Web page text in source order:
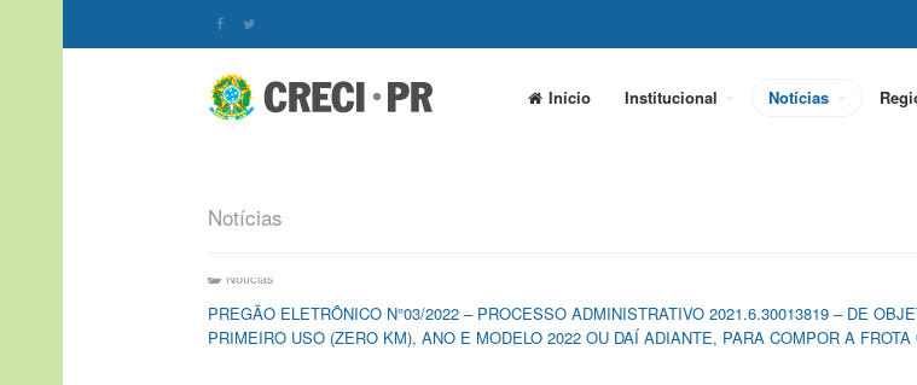
Início Institucional Notícias
Notícias
Notícias
PREGÃO ELETRÔNICO N°03/2022 – PROCESSO ADMINISTRATIVO 2021.6.30013819 – DE
PRIMEIRO USO (ZERO KM), ANO E MODELO 2022 OU DAÍ ADIANTE, PARA COMPOR A